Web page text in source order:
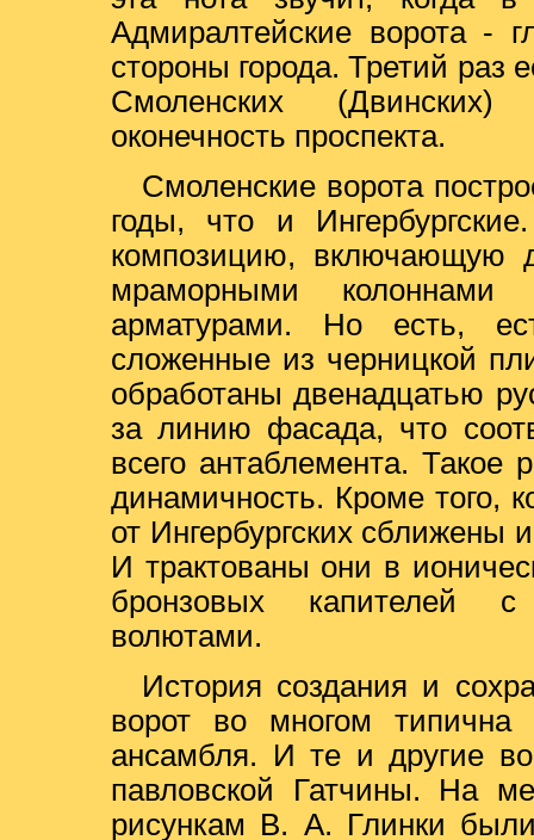
Адмиралтейские ворота -
стороны города. Третий раз
Смоленских
оконечность проспекта.
Смоленские ворота
годы, что и
композицию, включающую
мраморными колоннами
арматурами. Но есть,
сложенные из черницкой
обработаны двенадцатью
за линию фасада, что
всего антаблемента.
динамичность. Кроме того,
от Ингербургских
И трактованы они в
бронзовых капителей с
волютами.
История создания и
ворот во многом типична
ансамбля. И те и другие
павловской Гатчины. На
рисункам В. А. Глинки